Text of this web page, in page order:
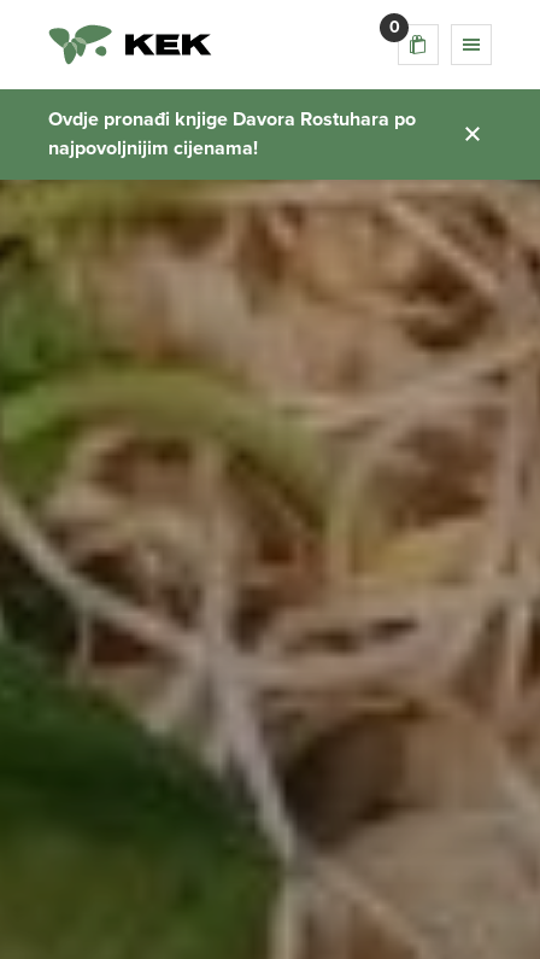
0
Ovdje pronađi knjige Davora Rostuhara po
najpovoljnijim cijenama!